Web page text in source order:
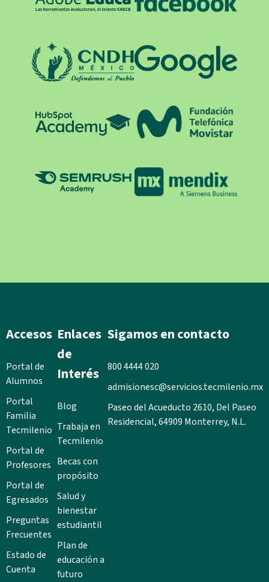
Accesos
Portal de
Alumnos
Portal
Familia
Tecmilenio
Portal de
Profesores
Portal de
Egresados
Preguntas
Frecuentes
Estado de
Cuenta
Enlaces
de
Interés
Blog
Trabaja en
Tecmilenio
Becas con
propósito
Salud y
bienestar
estudiantil
Plan de
educación a
futuro
Sigamos en contacto
800 4444 020
admisionesc@servicios.tecmilenio.mx
Paseo del Acueducto 2610, Del Paseo
Residencial, 64909 Monterrey, N.L.